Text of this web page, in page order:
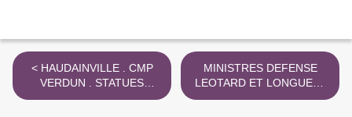
< HAUDAINVILLE . CMP
VERDUN . STATUES
ITINERANTES 24 . 11 .
MINISTRES DEFENSE
LEOTARD ET LONGUET .
CABINET CULTURE 2022 >